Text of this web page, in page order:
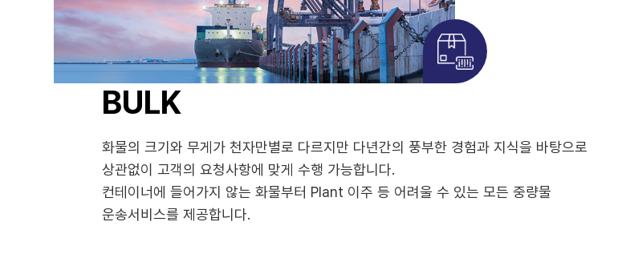
BULK
화물의 크기와 무게가 천자만별로 다르지만 다년간의 풍부한 경험과 지식을 바탕으로
상관없이 고객의 요청사항에 맞게 수행 가능합니다.
컨테이너에 들어가지 않는 화물부터 Plant 이주 등 어려울 수 있는 모든 중량물
운송서비스를 제공합니다.